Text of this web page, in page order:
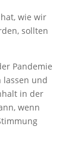
wie wir
sollten
Pandemie
lassen und
in der
wenn